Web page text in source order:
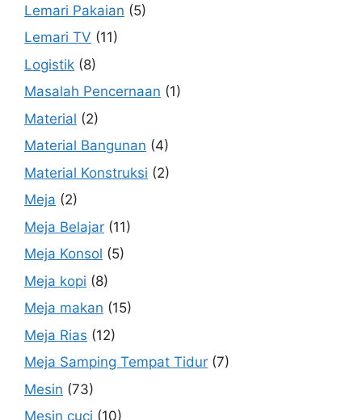
Lemari Pakaian (5)
Lemari TV (11)
Logistik (8)
Masalah Pencernaan (1)
Material (2)
Material Bangunan (4)
Material Konstruksi (2)
Meja (2)
Meja Belajar (11)
Meja Konsol (5)
Meja kopi (8)
Meja makan (15)
Meja Rias (12)
Meja Samping Tempat Tidur (7)
Mesin (73)
Mesin cuci (10)